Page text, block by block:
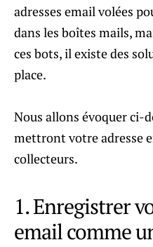
adresses email volées
dans les boîtes mails,
ces bots, il existe des
place.
Nous allons évoquer ci-
mettront votre adresse
collecteurs.
1. Enregistrer
email comme